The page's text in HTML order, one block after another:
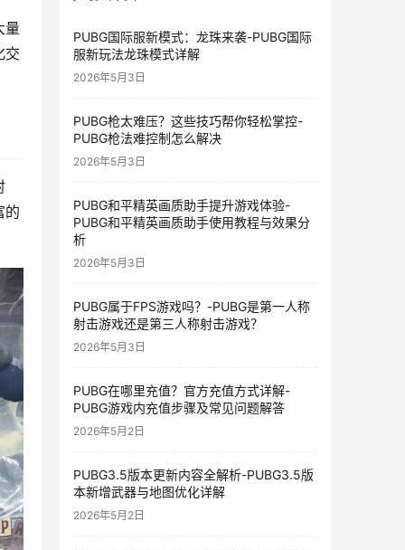
量
交
的
PUBG国际服新模式：龙珠来袭-PUBG国际
服新玩法龙珠模式详解
2026年5月3日
PUBG枪太难压？这些技巧帮你轻松掌控-
PUBG枪法难控制怎么解决
2026年5月3日
PUBG和平精英画质助手提升游戏体验-
PUBG和平精英画质助手使用教程与效果分
析
2026年5月3日
PUBG属于FPS游戏吗？-PUBG是第一人称
射击游戏还是第三人称射击游戏？
2026年5月3日
PUBG在哪里充值？官方充值方式详解-
PUBG游戏内充值步骤及常见问题解答
2026年5月2日
PUBG3.5版本更新内容全解析-PUBG3.5版
本新增武器与地图优化详解
2026年5月2日